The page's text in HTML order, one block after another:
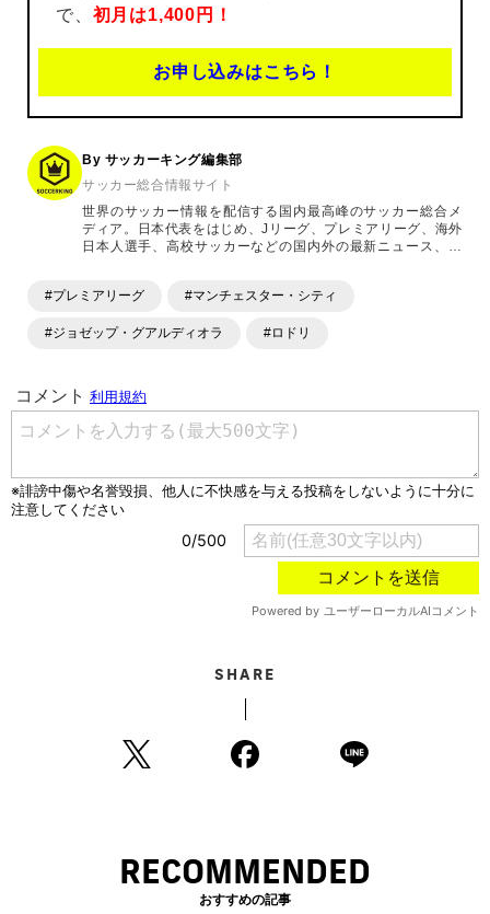
で、 初月は1,400円！
お申し込みはこちら！
By サッカーキング編集部
サッカー総合情報サイト
世界のサッカー情報を配信する国内最高峰のサッカー総合メ
ディア。日本代表をはじめ、Jリーグ、プレミアリーグ、海外
日本人選手、高校サッカーなどの国内外の最新ニュース、コ
ます。「X」「Instagram」「YouTube」「TikTok」など、
#プレミアリーグ #マンチェスター・シティ
#ジョゼップ・グアルディオラ #ロドリ
SHARE
RECOMMENDED
おすすめの記事